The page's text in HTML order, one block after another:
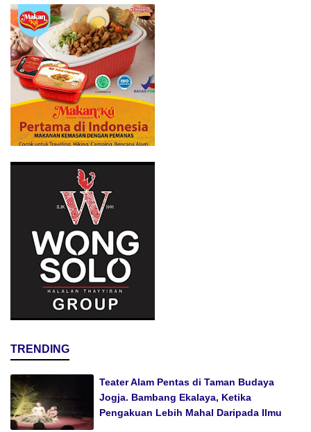
TRENDING
Teater Alam Pentas di Taman Budaya
Jogja. Bambang Ekalaya, Ketika
Pengakuan Lebih Mahal Daripada Ilmu